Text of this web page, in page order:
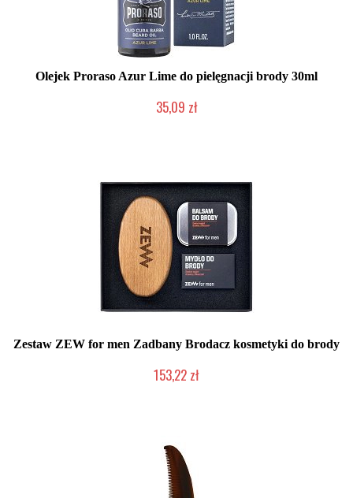
Olejek Proraso Azur Lime do pielęgnacji brody 30ml
35,09 zł
Zestaw ZEW for men Zadbany Brodacz kosmetyki do brody
153,22 zł